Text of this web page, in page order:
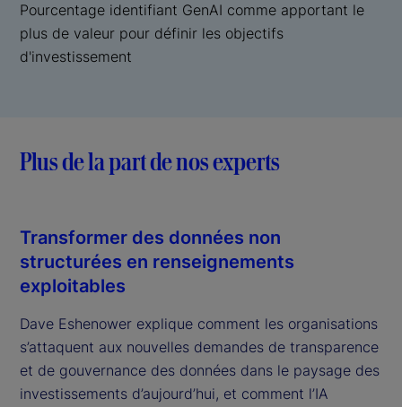
Pourcentage identifiant GenAI comme apportant le
plus de valeur pour définir les objectifs
d'investissement
Plus de la part de nos experts
Transformer des données non
structurées en renseignements
exploitables
Dave Eshenower explique comment les organisations
s’attaquent aux nouvelles demandes de transparence
et de gouvernance des données dans le paysage des
investissements d’aujourd’hui, et comment l’IA